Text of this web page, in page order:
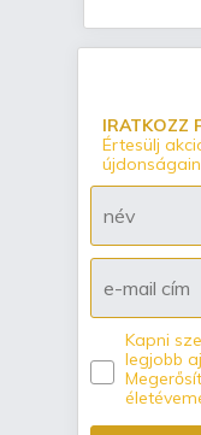
IRATKOZZ
Értesülj
Kapni
legjobb